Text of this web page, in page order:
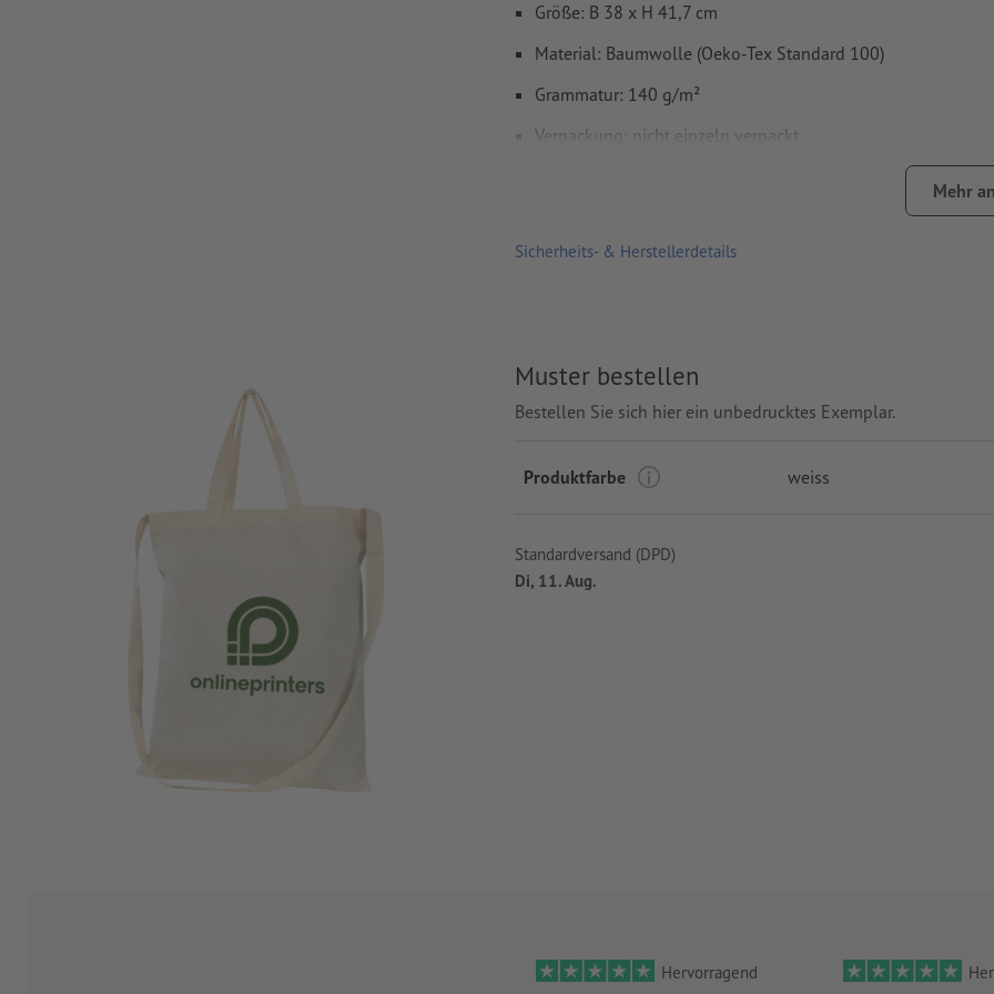
Größe: B 38 x H 41,7 cm
Material: Baumwolle (Oeko-Tex Standard 100)
Grammatur: 140 g/m²
Verpackung: nicht einzeln verpackt
Mehr
Sicherheits- & Herstellerdetails
Muster bestellen
Bestellen Sie sich hier ein unbedrucktes Exemplar.
Produktfarbe weiss
Standardversand (DPD)
Di, 11. Aug.
Hervorragend